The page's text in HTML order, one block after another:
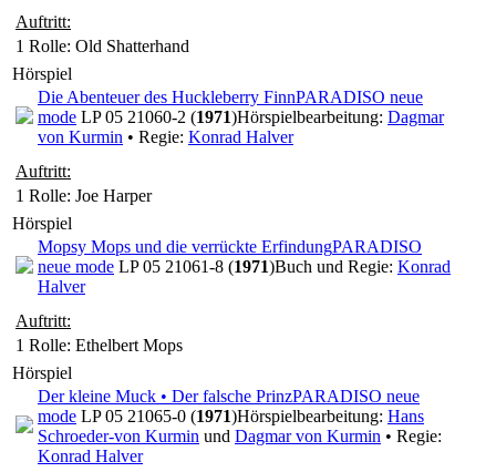
Auftritt:
1 Rolle: Old Shatterhand
Hörspiel
Die Abenteuer des Huckleberry FinnPARADISO neue
mode LP 05 21060-2 (1971)Hörspielbearbeitung: Dagmar
von Kurmin • Regie: Konrad Halver
Auftritt:
1 Rolle: Joe Harper
Hörspiel
Mopsy Mops und die verrückte ErfindungPARADISO
neue mode LP 05 21061-8 (1971)Buch und Regie: Konrad
Halver
Auftritt:
1 Rolle: Ethelbert Mops
Hörspiel
Der kleine Muck • Der falsche PrinzPARADISO neue
mode LP 05 21065-0 (1971)Hörspielbearbeitung: Hans
Schroeder-von Kurmin und Dagmar von Kurmin • Regie:
Konrad Halver